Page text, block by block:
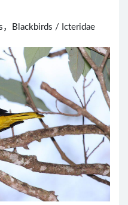
Blackbirds / Icteridae